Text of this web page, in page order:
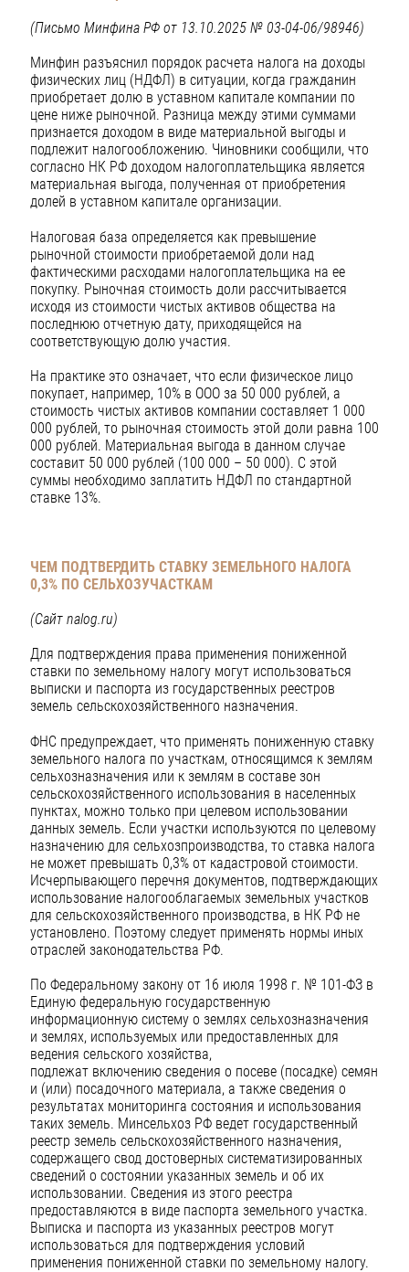
(Письмо Минфина РФ от 13.10.2025 № 03-04-06/98946)
Минфин разъяснил порядок расчета налога на доходы
физических лиц (НДФЛ) в ситуации, когда гражданин
приобретает долю в уставном капитале компании по
цене ниже рыночной. Разница между этими суммами
признается доходом в виде материальной выгоды и
подлежит налогообложению. Чиновники сообщили, что
согласно НК РФ доходом налогоплательщика является
материальная выгода, полученная от приобретения
долей в уставном капитале организации.
Налоговая база определяется как превышение
рыночной стоимости приобретаемой доли над
фактическими расходами налогоплательщика на ее
покупку. Рыночная стоимость доли рассчитывается
исходя из стоимости чистых активов общества на
последнюю отчетную дату, приходящейся на
соответствующую долю участия.
На практике это означает, что если физическое лицо
покупает, например, 10% в ООО за 50 000 рублей, а
стоимость чистых активов компании составляет 1 000
000 рублей, то рыночная стоимость этой доли равна 100
000 рублей. Материальная выгода в данном случае
составит 50 000 рублей (100 000 – 50 000). С этой
суммы необходимо заплатить НДФЛ по стандартной
ставке 13%.
ЧЕМ ПОДТВЕРДИТЬ СТАВКУ ЗЕМЕЛЬНОГО НАЛОГА
0,3% ПО СЕЛЬХОЗУЧАСТКАМ
(Сайт nalog.ru)
Для подтверждения права применения пониженной
ставки по земельному налогу могут использоваться
выписки и паспорта из государственных реестров
земель сельскохозяйственного назначения.
ФНС предупреждает, что применять пониженную ставку
земельного налога по участкам, относящимся к землям
сельхозназначения или к землям в составе зон
сельскохозяйственного использования в населенных
пунктах, можно только при целевом использовании
данных земель. Если участки используются по целевому
назначению для сельхозпроизводства, то ставка налога
не может превышать 0,3% от кадастровой стоимости.
Исчерпывающего перечня документов, подтверждающих
использование налогооблагаемых земельных участков
для сельскохозяйственного производства, в НК РФ не
установлено. Поэтому следует применять нормы иных
отраслей законодательства РФ.
По Федеральному закону от 16 июля 1998 г. № 101-ФЗ в
Единую федеральную государственную
информационную систему о землях сельхозназначения
и землях, используемых или предоставленных для
ведения сельского хозяйства,
подлежат включению сведения о посеве (посадке) семян
и (или) посадочного материала, а также сведения о
результатах мониторинга состояния и использования
таких земель. Минсельхоз РФ ведет государственный
реестр земель сельскохозяйственного назначения,
содержащего свод достоверных систематизированных
сведений о состоянии указанных земель и об их
использовании. Сведения из этого реестра
предоставляются в виде паспорта земельного участка.
Выписка и паспорта из указанных реестров могут
использоваться для подтверждения условий
применения пониженной ставки по земельному налогу.